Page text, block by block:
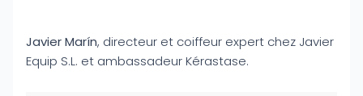
Javier Marín, directeur et coiffeur expert chez Javier
Equip S.L. et ambassadeur Kérastase.